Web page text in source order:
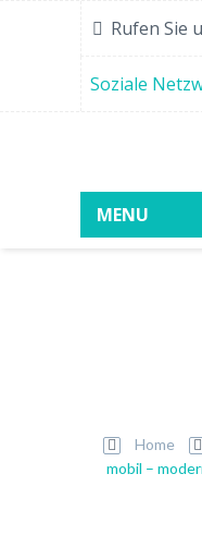
Rufen Sie
Soziale
MENU
Home
mobil –